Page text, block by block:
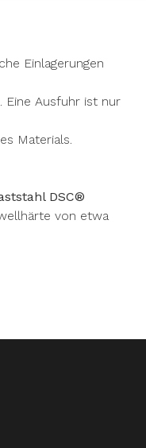
Einlagerungen
Eine Ausfuhr ist nur
Materials.
DSC®
von etwa